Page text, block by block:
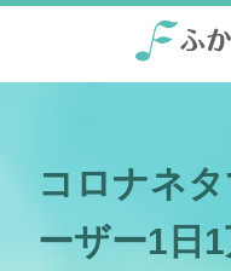
コロナネ
ーザー1日